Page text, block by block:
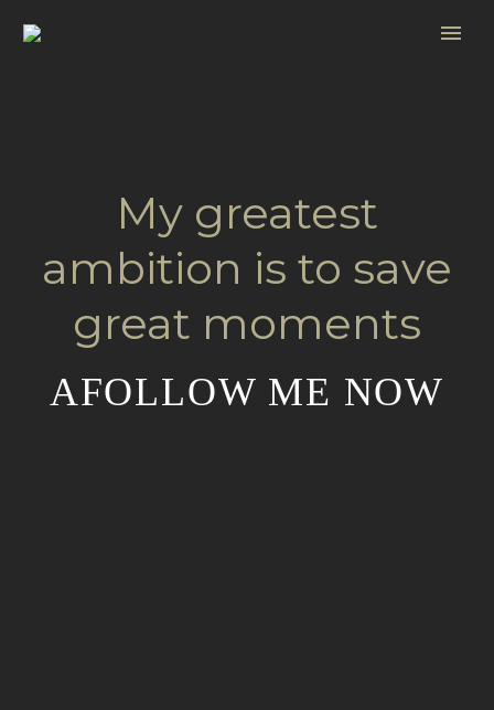
My greatest
ambition is to save
great moments
AFOLLOW ME NOW